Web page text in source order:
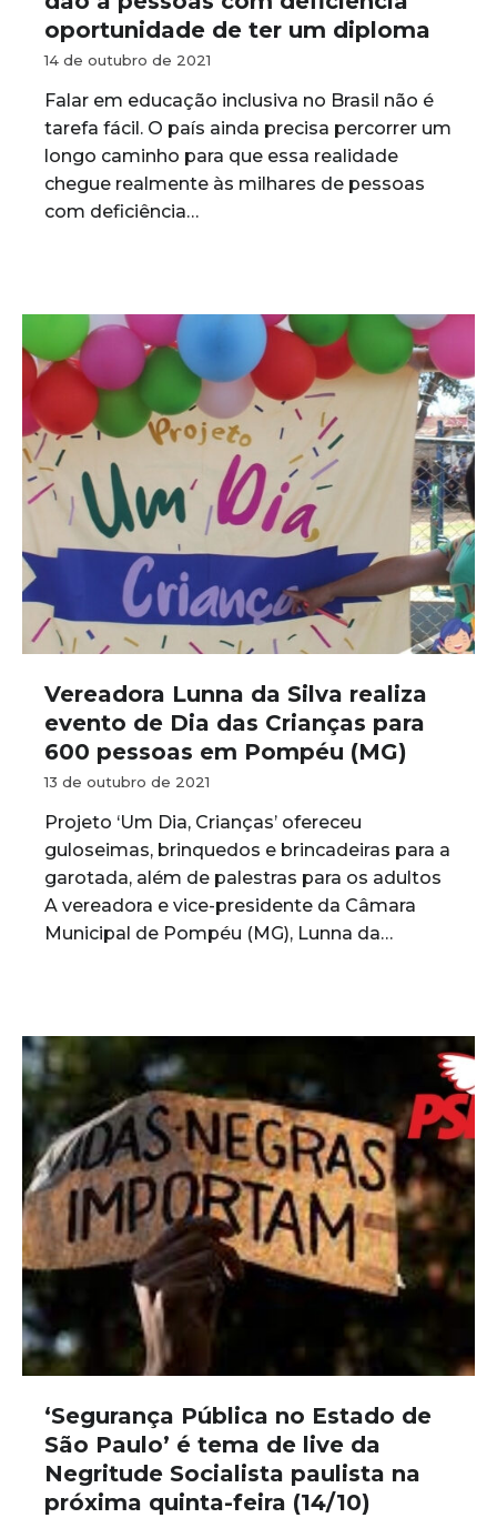
oportunidade de ter um diploma
14 de outubro de 2021
Falar em educação inclusiva no Brasil não é
tarefa fácil. O país ainda precisa percorrer um
longo caminho para que essa realidade
chegue realmente às milhares de pessoas
com deficiência…
Vereadora Lunna da Silva realiza
evento de Dia das Crianças para
600 pessoas em Pompéu (MG)
13 de outubro de 2021
Projeto ‘Um Dia, Crianças’ ofereceu
guloseimas, brinquedos e brincadeiras para a
garotada, além de palestras para os adultos
A vereadora e vice-presidente da Câmara
Municipal de Pompéu (MG), Lunna da…
‘Segurança Pública no Estado de
São Paulo’ é tema de live da
Negritude Socialista paulista na
próxima quinta-feira (14/10)